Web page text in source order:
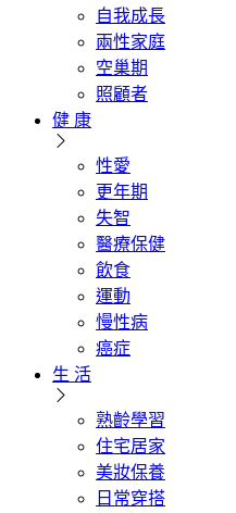
自我成長
兩性家庭
空巢期
照顧者
健 康
性愛
更年期
失智
醫療保健
飲食
運動
慢性病
癌症
生 活
熟齡學習
住宅居家
美妝保養
日常穿搭